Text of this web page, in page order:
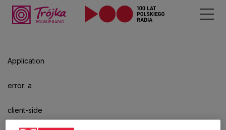
Application
error: a
client-side